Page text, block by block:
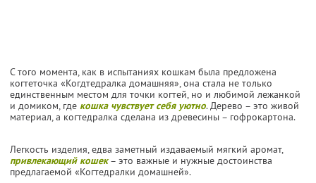
С того момента, как в испытаниях кошкам была предложена
когтеточка «Когдтедралка домашняя», она стала не только
единственным местом для точки когтей, но и любимой лежанкой
и домиком, где кошка чувствует себя уютно. Дерево – это живой
материал, а когтедралка сделана из древесины – гофрокартона.
Легкость изделия, едва заметный издаваемый мягкий аромат,
привлекающий кошек– это важные и нужные достоинства
предлагаемой «Когтедралки домашней».